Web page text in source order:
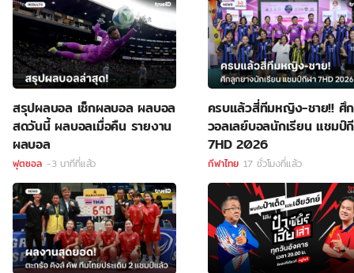
สรุปผลบอล เช็กผลบอล ผลบอล
สดวันนี้ ผลบอลเมื่อคืน รายงาน
ผลบอล
ฟุตซอล -3 นาทีที่แล้ว
ครบแล้วสี่ทีมหญิง-ชาย!! ศึก
วอลเลย์บอลนักเรียน แชมป์
7HD 2026
กีฬาไทย 17 ชั่วโมงที่แล้ว